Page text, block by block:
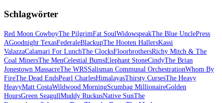
Schlagwörter
Red Moon CowboyThe PilgrimFat SoulWidowspeakThe Blue UnclePress
AGoodnight TexasFederaleBlackupThe Hooten HallersKassi
ValazzaCalamari For LunchThe ClocksFloorbrothersRichy Mitch & The
Coal MinersThe MenCelestial BumsElephant StoneCindyThe Brian
Jonestown MassacreThe WRSSalisman Communal OrchestrationWhom By
FireThe Dead EndsPearl CharlesHimalayasThirsty CursesThe Heavy
HeavyMatt CostaWildwood MorningScumbag MillionaireGolden
HoursGreen SeagullMuddy RuckusNative SunThe